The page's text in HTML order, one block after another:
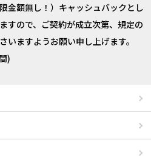
金額無し！）キャッシュバックとし
すので、ご契約が成立次第、規定の
いますようお願い申し上げます。
)